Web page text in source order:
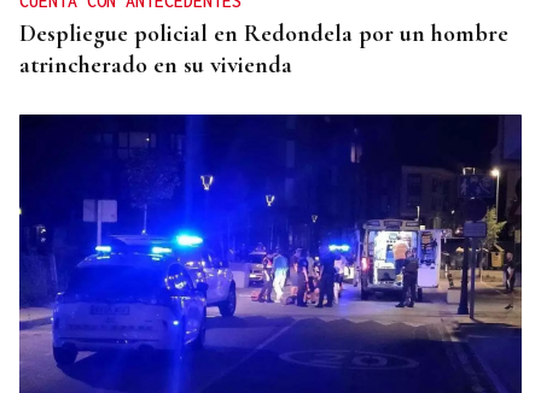
Despliegue policial en Redondela por un hombre
atrincherado en su vivienda